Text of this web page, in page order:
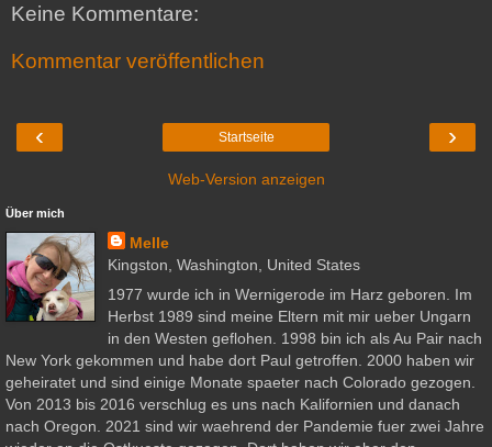
Keine Kommentare:
Kommentar veröffentlichen
‹ ›
Startseite
Web-Version anzeigen
Über mich
Melle
Kingston, Washington, United States
1977 wurde ich in Wernigerode im Harz geboren. Im
Herbst 1989 sind meine Eltern mit mir ueber Ungarn
in den Westen geflohen. 1998 bin ich als Au Pair nach
New York gekommen und habe dort Paul getroffen. 2000 haben wir
geheiratet und sind einige Monate spaeter nach Colorado gezogen.
Von 2013 bis 2016 verschlug es uns nach Kalifornien und danach
nach Oregon. 2021 sind wir waehrend der Pandemie fuer zwei Jahre